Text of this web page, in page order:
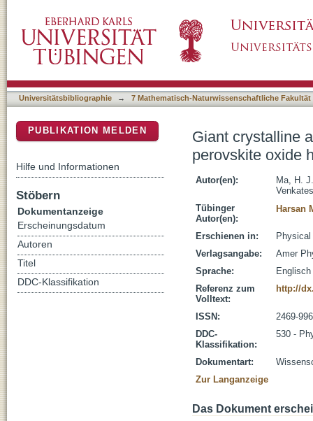
Universitätsbibliographie → 7 Mathematisch-Naturwissenschaftliche Fakultät
Giant crystalline
perovskite oxide
Autor(en):
Ma, H.
Tübinger
Autor(en):
Harsan
Erschienen in:
Verlagsangabe:
Amer
Sprache:
Englisch
Referenz zum
Volltext:
http://
ISSN:
2469-
DDC-
Klassifikation:
530 -
Dokumentart:
Zur Langanzeige
Das Dokument
PUBLIKATION MELDEN
Hilfe und Informationen
Stöbern
Dokumentanzeige
Erscheinungsdatum
Autoren
Titel
DDC-Klassifikation